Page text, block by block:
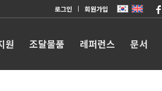
로그인 회원가입
원 조달물품 레퍼런스 문서